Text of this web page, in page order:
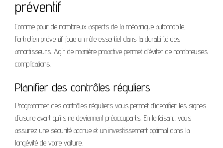
préventif
Comme pour de nombreux aspects de la mécanique automobile,
l’entretien préventif joue un rôle essentiel dans la durabilité des
amortisseurs. Agir de manière proactive permet d’éviter de nombreuses
complications.
Planifier des contrôles réguliers
Programmer des contrôles réguliers vous permet d’identifier les signes
d’usure avant qu’ils ne deviennent préoccupants. En le faisant, vous
assurez une sécurité accrue et un investissement optimal dans la
longévité de votre voiture.